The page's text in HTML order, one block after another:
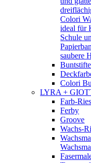
Colori
ideal für
Schule
saubere
Colori
LYRA +
Farb-
Ferby
Groove
Wachs-